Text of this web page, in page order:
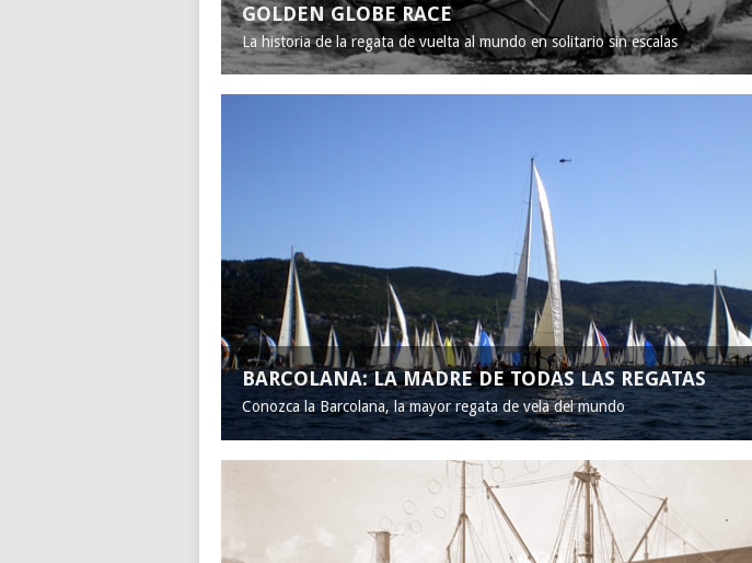
GOLDEN GLOBE RACE
La historia de la regata de vuelta al mundo en solitario sin escalas
BARCOLANA: LA MADRE DE TODAS LAS REGATAS
Conozca la Barcolana, la mayor regata de vela del mundo